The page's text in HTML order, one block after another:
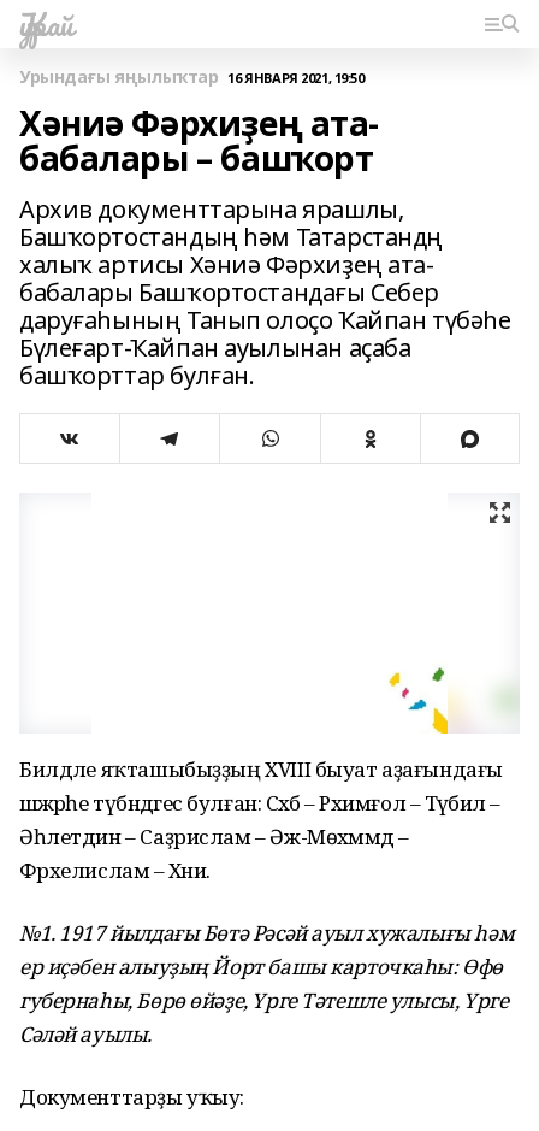
Ҡурай
Урындағы яңылыҡтар 16 ЯНВАРЯ 2021, 19:50
Хәниә Фәрхиҙең ата-
бабалары – башҡорт
Архив документтарына ярашлы,
Башҡортостандың һәм Татарстандң
халыҡ артисы Хәниә Фәрхиҙең ата-
бабалары Башҡортостандағы Себер
даруғаһының Танып олоҫо Ҡайпан түбәһе
Бүлеғарт-Ҡайпан ауылынан аҫаба
башҡорттар булған.
Билдәле яҡташыбыҙҙың XVIII быуат аҙағындағы
шәжәрәһе түбәндәгесә булған: Сәхәб – Рәхимғол – Тәүәбил –
Әһлетдин – Саҙрислам – Әж-Мөхәммәд –
Фәрхелислам – Хәниә.
№1. 1917 йылдағы Бөтә Рәсәй ауыл хужалығы һәм
ер иҫәбен алыуҙың Йорт башы карточкаһы: Өфө
губернаһы, Бөрө өйәҙе, Үрге Тәтешле улысы, Үрге
Сәләй ауылы.
Документтарҙы уҡыу: